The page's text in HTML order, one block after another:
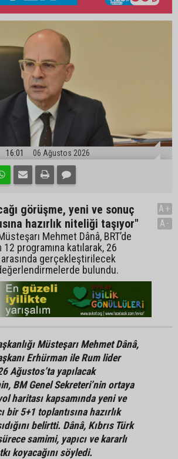
16:01 06 Ağustos 2026
görüşme, yeni ve sonuç
hazırlık niteliği taşıyor"
Mehmet Dânâ, BRT’de
12 programına katılarak, 26
gerçekleştirilecek
bulundu.
A+
A-
Müsteşarı Mehmet Dânâ,
Erhürman ile Rum lider
Ağustos’ta yapılacak
BM Genel Sekreteri’nin ortaya
haritası kapsamında yeni ve
bir 5+1 toplantısına hazırlık
belirtti. Dânâ, Kıbrıs Türk
samimi, yapıcı ve kararlı
koyacağını söyledi.